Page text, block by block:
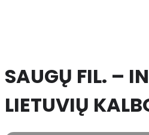
SAUGŲ FIL. –
LIETUVIŲ